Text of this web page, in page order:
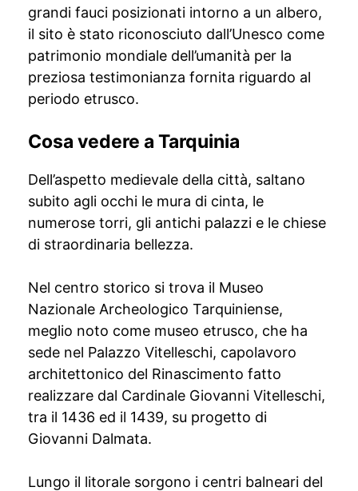
grandi fauci posizionati intorno a un albero,
il sito è stato riconosciuto dall’Unesco come
patrimonio mondiale dell’umanità per la
preziosa testimonianza fornita riguardo al
periodo etrusco.
Cosa vedere a Tarquinia
Dell’aspetto medievale della città, saltano
subito agli occhi le mura di cinta, le
numerose torri, gli antichi palazzi e le chiese
di straordinaria bellezza.
Nel centro storico si trova il Museo
Nazionale Archeologico Tarquiniense,
meglio noto come museo etrusco, che ha
sede nel Palazzo Vitelleschi, capolavoro
architettonico del Rinascimento fatto
realizzare dal Cardinale Giovanni Vitelleschi,
tra il 1436 ed il 1439, su progetto di
Giovanni Dalmata.
Lungo il litorale sorgono i centri balneari del